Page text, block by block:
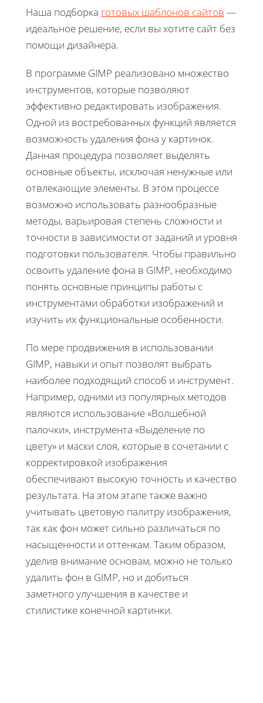
Наша подборка готовых шаблонов сайтов —
идеальное решение, если вы хотите сайт без
помощи дизайнера.
В программе GIMP реализовано множество
инструментов, которые позволяют
эффективно редактировать изображения.
Одной из востребованных функций является
возможность удаления фона у картинок.
Данная процедура позволяет выделять
основные объекты, исключая ненужные или
отвлекающие элементы. В этом процессе
возможно использовать разнообразные
методы, варьировая степень сложности и
точности в зависимости от заданий и уровня
подготовки пользователя. Чтобы правильно
освоить удаление фона в GIMP, необходимо
понять основные принципы работы с
инструментами обработки изображений и
изучить их функциональные особенности.
По мере продвижения в использовании
GIMP, навыки и опыт позволят выбрать
наиболее подходящий способ и инструмент.
Например, одними из популярных методов
являются использование «Волшебной
палочки», инструмента «Выделение по
цвету» и маски слоя, которые в сочетании с
корректировкой изображения
обеспечивают высокую точность и качество
результата. На этом этапе также важно
учитывать цветовую палитру изображения,
так как фон может сильно различаться по
насыщенности и оттенкам. Таким образом,
уделив внимание основам, можно не только
удалить фон в GIMP, но и добиться
заметного улучшения в качестве и
стилистике конечной картинки.